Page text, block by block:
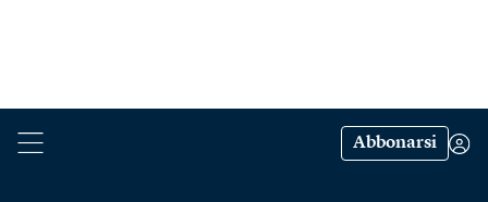
Abbonarsi